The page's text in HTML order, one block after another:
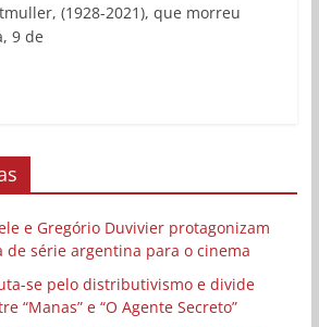
(1928-2021), que morreu
9 de
e Gregório Duvivier protagonizam
de série argentina para o cinema
se pelo distributivismo e divide
“Manas” e “O Agente Secreto”